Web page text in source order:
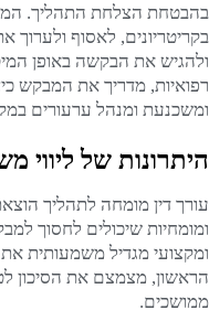
בהבטחת הצלחת התהליך.
בקריטריונים, לאסוף
ולהגיש את הבקשה באופן
רפואיות, מדריך את המבקש
ומשכנעת ומנהל ערעורים
היתרונות של ליווי
עורך דין מומחה לתהליך
ומומחיות שיכולים לחסוך
ומקצועי מגדיל משמעותית את
הראשון, מצמצם את הסיכון
ממושכים.